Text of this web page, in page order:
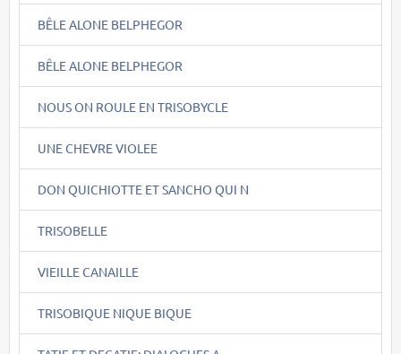
BÊLE ALONE BELPHEGOR
BÊLE ALONE BELPHEGOR
NOUS ON ROULE EN TRISOBYCLE
UNE CHEVRE VIOLEE
DON QUICHIOTTE ET SANCHO QUI N
TRISOBELLE
VIEILLE CANAILLE
TRISOBIQUE NIQUE BIQUE